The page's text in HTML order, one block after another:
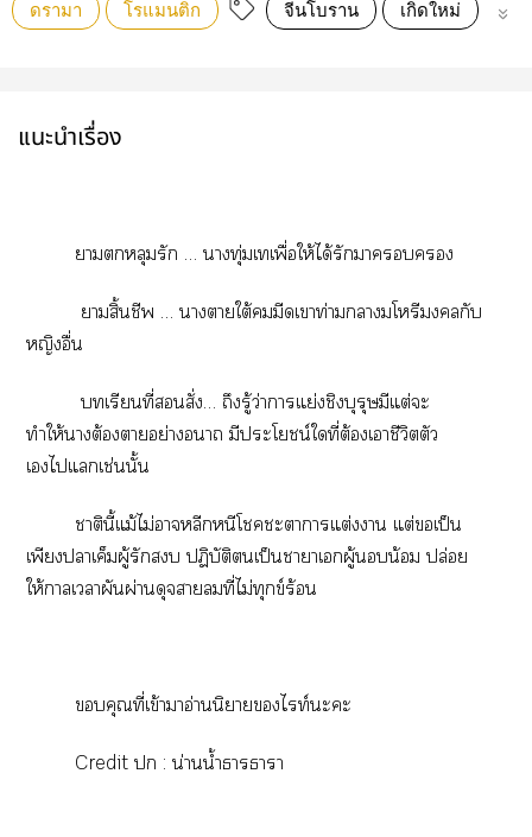
ดรามา โรแมนติก จีนโบราน เกิดใหม่ ย้อ
แนะนำเรื่อง
าหลุมรัก … าทุ่มเเพื่อให้ได้รักา
าสิ้นชีพ … าาใต้มีดเาท่ามกลางมโหรีกับ
หญิงอื่น
เรียนที่สั่ง… ถึงรู้ว่าาแย่งชิงบุรุษมีแต่ะ
ทำให้าต้องาอย่างา มีประโยชน์ใที่ต้องเาชีวิตตัว
เไแเช่นนั้น
าตินี้แม้ไม่าหลีกหนีโะาาแต่งา แต่เป็น
เพียงาเค็มผู้รัก ปฏิบัติเป็นาาเผู้นอบน้อม ปล่อย
ให้าเาผันผ่านดุจาที่ไม่ทุกข์ร้อน
คุณที่เข้าาอ่านนิยายไท์ะะ
Credit  : น่านน้ำาาา